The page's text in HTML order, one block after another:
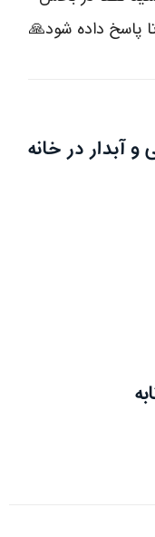
پاسخ داده شود🙏
آبدار در خانه